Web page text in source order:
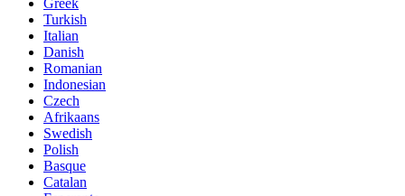
Greek
Turkish
Italian
Danish
Romanian
Indonesian
Czech
Afrikaans
Swedish
Polish
Basque
Catalan